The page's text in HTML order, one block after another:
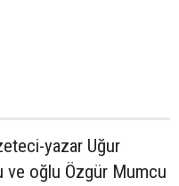
yazar Uğur
ve oğlu Özgür Mumcu